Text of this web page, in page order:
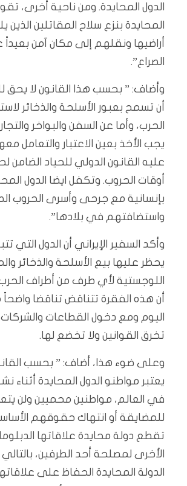
الدول المحايدة. ومن ناحية أخرى،
المحايدة بنزع سلاح المقاتلين الذين
أراضيها ونقلهم إلى مكان آمن
الصراع”.
وأضاف: ” بحسب هذا القانون لا يحق
أن تسمح بعبور الأسلحة والذخائر
الحرب، وأما عن السفن والبواخر
يجب الأخذ بعين الاعتبار والتعامل
عليه القانون الدولي للحياد الضامن
أوقات الحروب. وتكفل ايضا الدول
بإنسانية مع جرحى وأسرى الحروب
واستضافتهم في بلادها”.
وأكد السفير الإيراني أن الدول التي
يحظر عليها بيع الأسلحة والذخائر
اللوجستية لأي طرف من أطراف
أن هذه الفقرة تتناقض تناقضا
اليوم ومع دخول القطاعات
تخرق القوانين ولا تخضع لها.
وعلى ضوء هذا، أضاف: ” بحسب
يعتبر مواطنو الدول المحايدة أثناء
في العالم، مواطنين محميين ولن
للمضايقة أو انتهاك حقوقهم
تقطع دولة محايدة علاقاتها
الأخرى لمصلحة أحد الطرفين،
الدولة المحايدة الحفاظ على